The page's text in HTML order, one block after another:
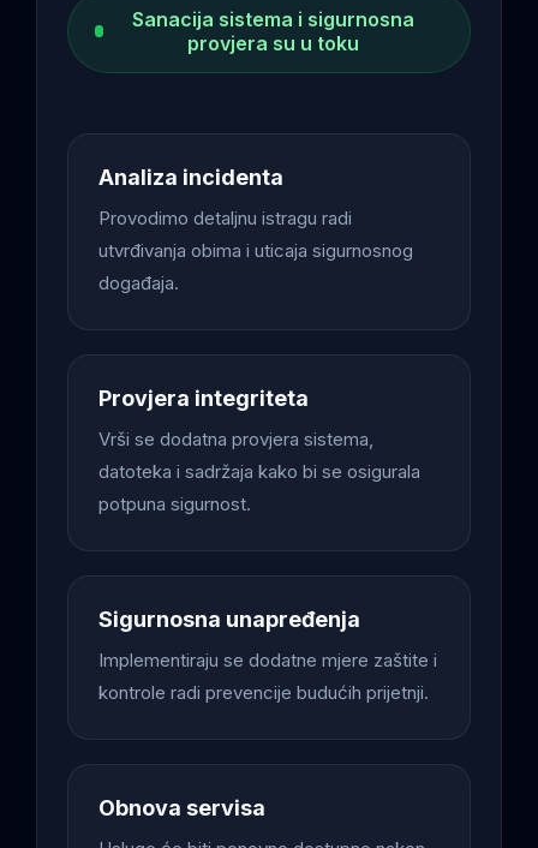
Sanacija sistema i sigurnosna
provjera su u toku
Analiza incidenta
Provodimo detaljnu istragu radi
utvrđivanja obima i uticaja sigurnosnog
događaja.
Provjera integriteta
Vrši se dodatna provjera sistema,
datoteka i sadržaja kako bi se osigurala
potpuna sigurnost.
Sigurnosna unapređenja
Implementiraju se dodatne mjere zaštite i
kontrole radi prevencije budućih prijetnji.
Obnova servisa